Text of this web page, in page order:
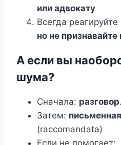
или адвокату
Всегда
но не
А если вы
шума?
Сначала: разговор
Затем:
(raccomandata)